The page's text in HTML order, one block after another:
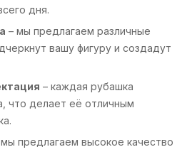
дня.
– мы предлагаем различные
вашу фигуру и создадут
– каждая рубашка
что делает её отличным
предлагаем высокое качество